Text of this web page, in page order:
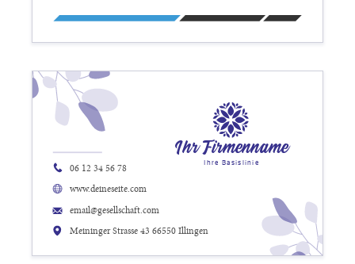
Meininger Strasse 43 66550 Illingen
www.deineseite.com
email@gesellschaft.com
06 12 34 56 78
Ihr Firmenname
Ihre Basislinie